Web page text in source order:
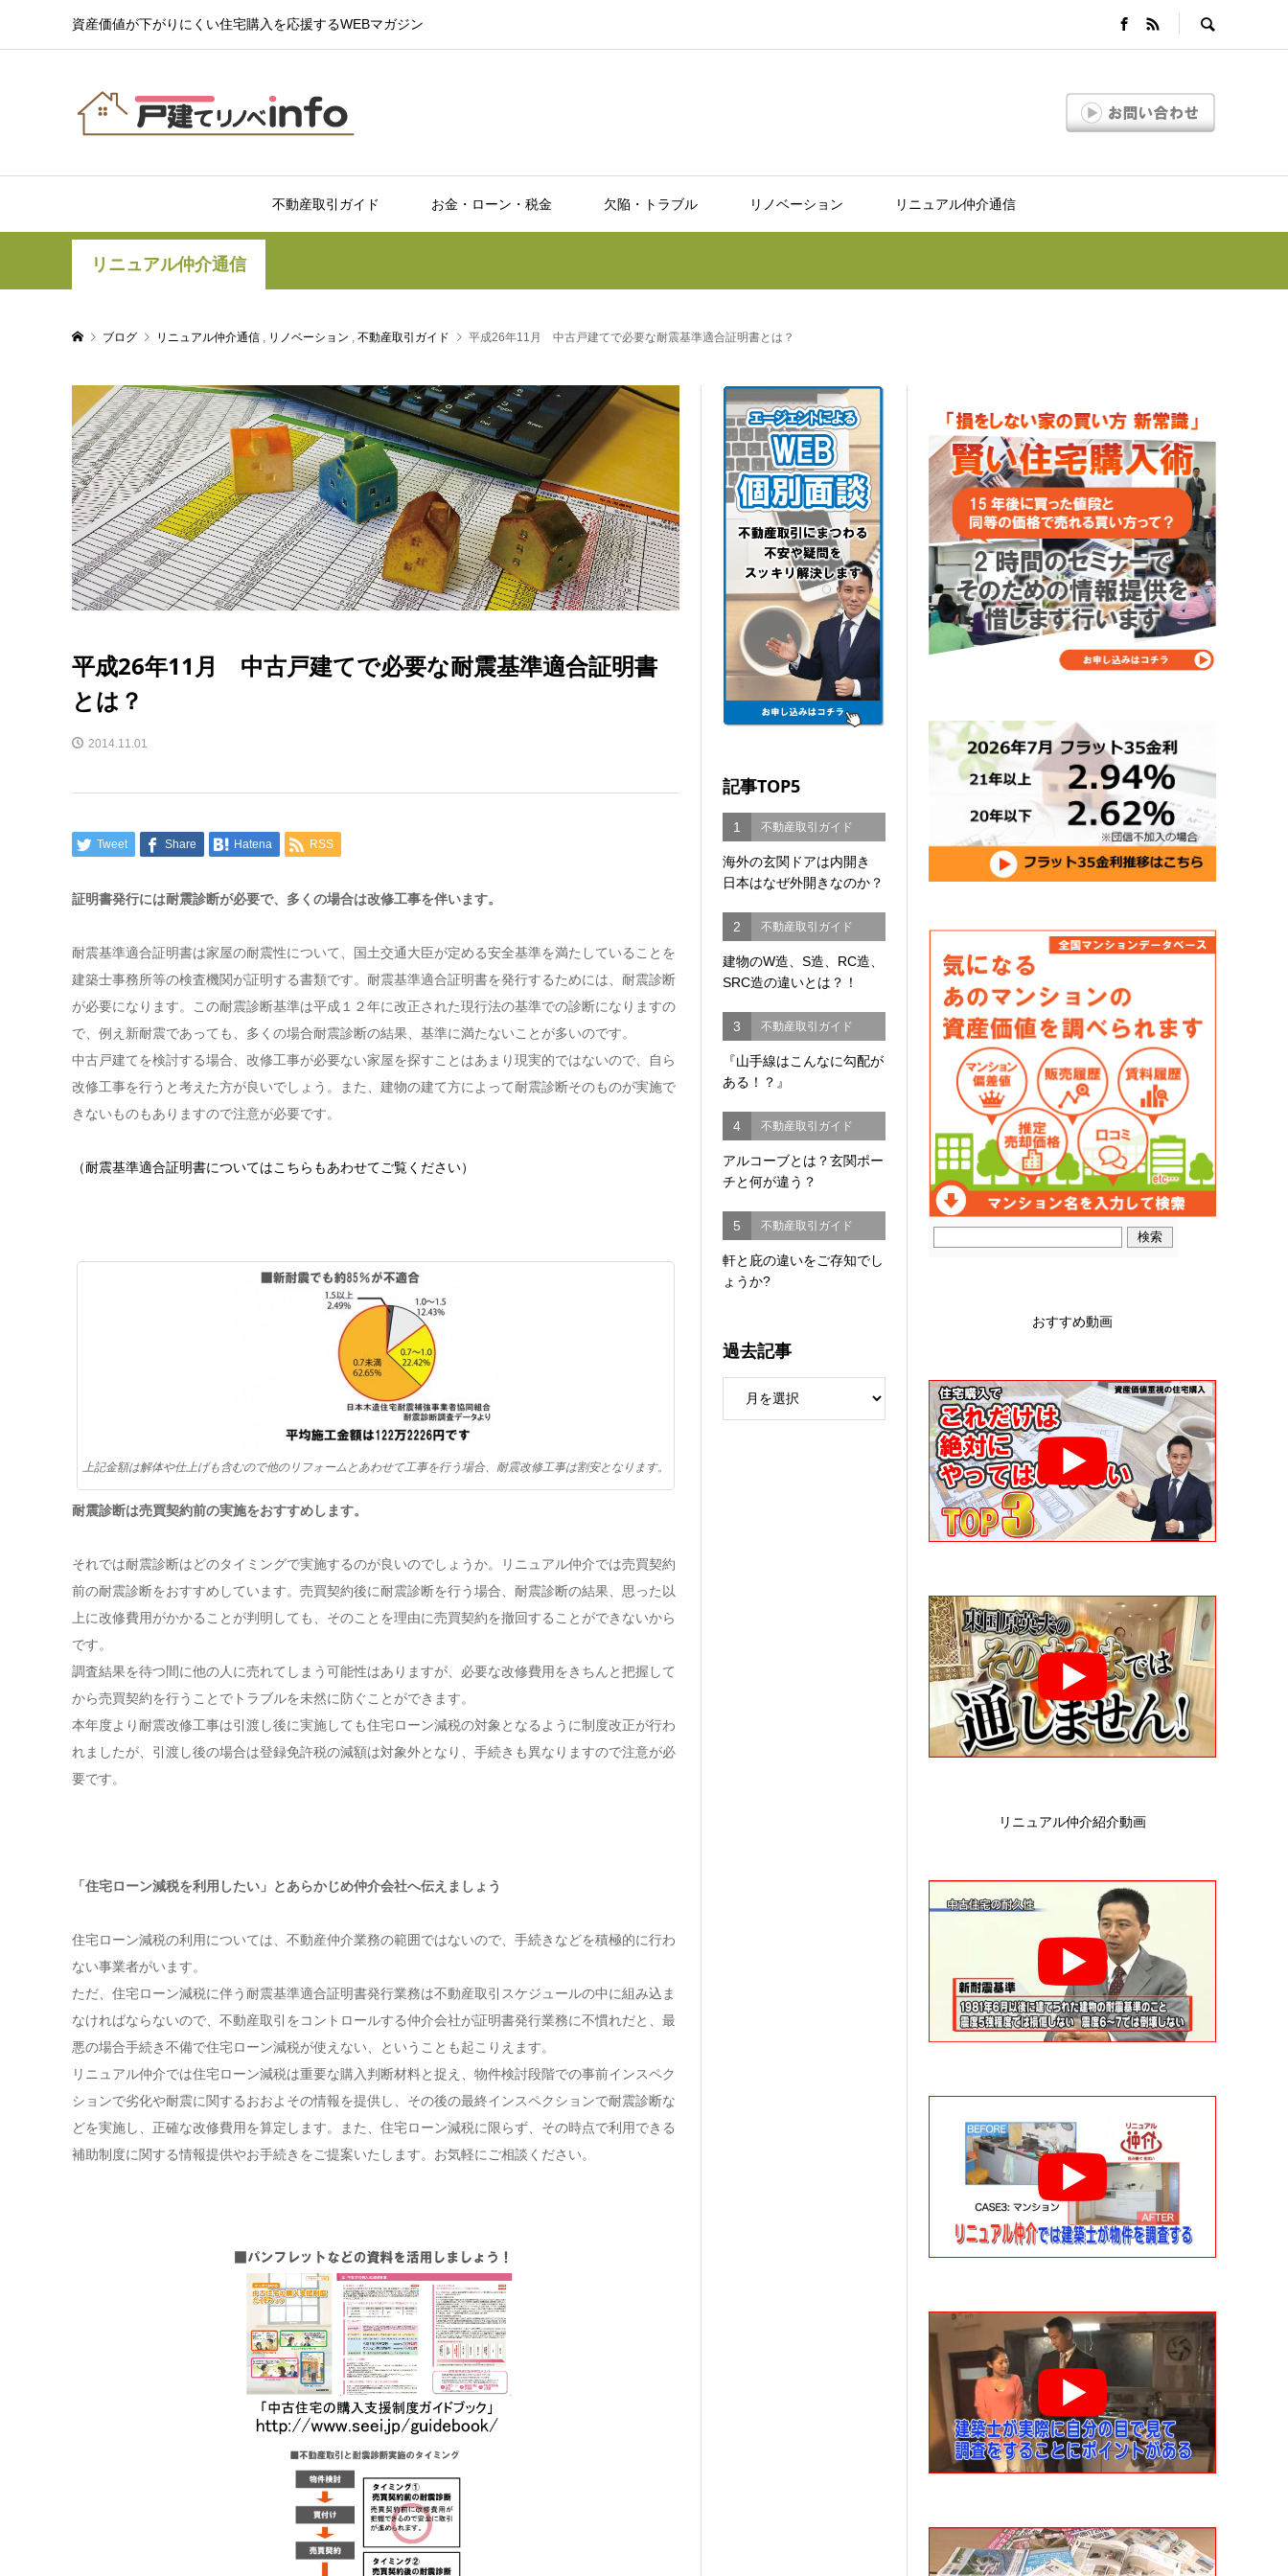
資産価値が下がりにくい住宅購入を応援するWEBマガジン
不動産取引ガイド お金・ローン・税金 欠陥・トラブル リノベーション リニュアル仲介通信
リニュアル仲介通信
ブログ リニュアル仲介通信 , リノベーション , 不動産取引ガイド 平成26年11月 中古戸建てで必要な耐震基準適合証明書とは？
平成26年11月 中古戸建てで必要な耐震基準適合証明書
とは？
2014.11.01
Tweet Share Hatena RSS
証明書発行には耐震診断が必要で、 多くの場合は改修工事を伴います。
耐震基準適合証明書は家屋の耐震性について、国土交通大臣が定める安全基準を満たしていることを
建築士事務所等の検査機関が証明する書類です。耐震基準適合証明書を発行するためには、耐震診断
が必要になります。この耐震診断基準は平成１２年に改正された現行法の基準での診断になりますの
で、例え新耐震であっても、多くの場合耐震診断の結果、基準に満たないことが多いのです。
中古戸建てを検討する場合、改修工事が必要ない家屋を探すことはあまり現実的ではないので、自ら
改修工事を行うと考えた方が良いでしょう。また、建物の建て方によって耐震診断そのものが実施で
きないものもありますので注意が必要です。
（耐震基準適合証明書についてはこちらもあわせてご覧ください）
上記金額は解体や仕上げも含むので他のリフォームとあわせて工事を行う場合、耐震改修工事は割安となります。
耐震診断は売買契約前の実施をおすすめします。
それでは耐震診断はどのタイミングで実施するのが良いのでしょうか。リニュアル仲介では売買契約
前の耐震診断をおすすめしています。売買契約後に耐震診断を行う場合、耐震診断の結果、思った以
上に改修費用がかかることが判明しても、そのことを理由に売買契約を撤回することができないから
です。
調査結果を待つ間に他の人に売れてしまう可能性はありますが、必要な改修費用をきちんと把握して
から売買契約を行うことでトラブルを未然に防ぐことができます。
本年度より耐震改修工事は引渡し後に実施しても住宅ローン減税の対象となるように制度改正が行わ
れましたが、引渡し後の場合は登録免許税の減額は対象外となり、手続きも異なりますので注意が必
要です。
「住宅ローン減税を利用したい」とあらかじめ仲介会社へ伝えましょう
住宅ローン減税の利用については、不動産仲介業務の範囲ではないので、手続きなどを積極的に行わ
ない事業者がいます。
ただ、住宅ローン減税に伴う耐震基準適合証明書発行業務は不動産取引スケジュールの中に組み込ま
なければならないので、不動産取引をコントロールする仲介会社が証明書発行業務に不慣れだと、最
悪の場合手続き不備で住宅ローン減税が使えない、ということも起こりえます。
リニュアル仲介では住宅ローン減税は重要な購入判断材料と捉え、物件検討段階での事前インスペク
ションで劣化や耐震に関するおおよその情報を提供し、その後の最終インスペクションで耐震診断な
どを実施し、正確な改修費用を算定します。また、住宅ローン減税に限らず、その時点で利用できる
補助制度に関する情報提供やお手続きをご提案いたします。お気軽にご相談ください。
記事TOP5
1 不動産取引ガイド
海外の玄関ドアは内開き
日本はなぜ外開きなのか？
2 不動産取引ガイド
建物のW造、S造、RC造、
SRC造の違いとは？！
3 不動産取引ガイド
『山手線はこんなに勾配が
ある！？』
4 不動産取引ガイド
アルコーブとは？玄関ポー
チと何が違う？
5 不動産取引ガイド
軒と庇の違いをご存知でし
ょうか?
過去記事
おすすめ動画
リニュアル仲介紹介動画